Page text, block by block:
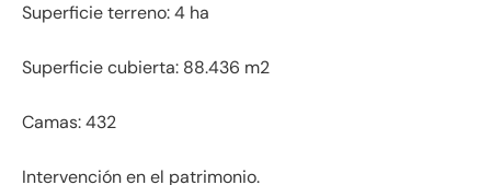
Superficie terreno:4 ha
Superficie cubierta: 88.436 m2
Camas:432
Intervención en el patrimonio.